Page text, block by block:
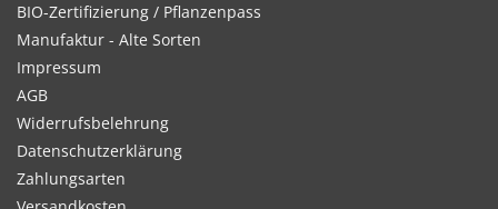
BIO-Zertifizierung / Pflanzenpass
Manufaktur - Alte Sorten
Impressum
AGB
Widerrufsbelehrung
Datenschutzerklärung
Zahlungsarten